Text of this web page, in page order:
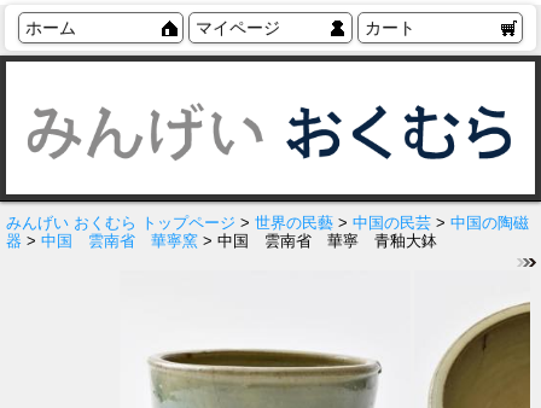
ホーム マイページ カート
みんげい おくむら トップページ > 世界の民藝 > 中国の民芸 > 中国の陶磁
器 > 中国 雲南省 華寧窯 > 中国 雲南省 華寧 青釉大鉢